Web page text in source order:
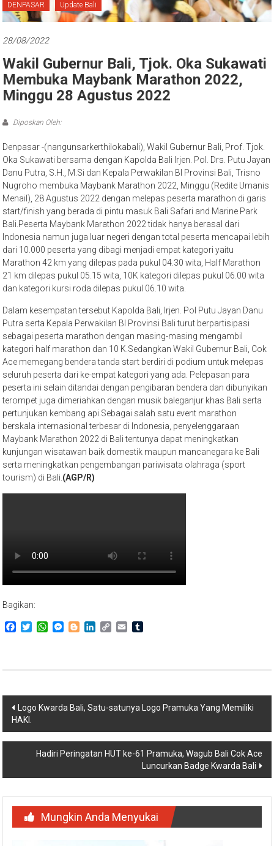
Bali
DENPASAR Update Bali
28/08/2022
Wakil Gubernur Bali, Tjok. Oka Sukawati
Membuka Maybank Marathon 2022,
Minggu 28 Agustus 2022
Diposkan Oleh:
Denpasar -(nangunsarkerthilokabali), Wakil Gubernur Bali, Prof. Tjok.
Oka Sukawati bersama dengan Kapolda Bali Irjen. Pol. Drs. Putu Jayan
Danu Putra, S.H., M.Si dan Kepala Perwakilan BI Provinsi Bali, Trisno
Nugroho membuka Maybank Marathon 2022, Minggu (Redite Umanis
Menail), 28 Agustus 2022 dengan melepas peserta marathon di garis
start/finish yang berada di pintu masuk Bali Safari and Marine Park
Bali.Peserta Maybank Marathon 2022 tidak hanya berasal dari
Indonesia namun juga luar negeri dengan total peserta mencapai lebih
dari 10.000 peserta yang dibagi menjadi empat kategori yaitu
Marathon 42 km yang dilepas pada pukul 04.30 wita, Half Marathon
21 km dilepas pukul 05.15 wita, 10K kategori dilepas pukul 06.00 wita
dan kategori kursi roda dilepas pukul 06.10 wita.
Dalam kesempatan tersebut Kapolda Bali, Irjen. Pol Putu Jayan Danu
Putra serta Kepala Perwakilan BI Provinsi Bali turut berpartisipasi
sebagai peserta marathon dengan masing-masing mengambil
kategori half marathon dan 10 K.Sedangkan Wakil Gubernur Bali, Cok
Ace memegang bendera tanda start berdiri di podium untuk melepas
seluruh peserta dari ke-empat kategori yang ada. Pelepasan para
peserta ini selain ditandai dengan pengibaran bendera dan dibunyikan
terompet juga dimeriahkan dengan musik baleganjur khas Bali serta
pertunjukan kembang api.Sebagai salah satu event marathon
berskala internasional terbesar di Indonesia, penyelenggaraan
Maybank Marathon 2022 di Bali tentunya dapat meningkatkan
kunjungan wisatawan baik domestik maupun mancanegara ke Bali
serta meningkatkan pengembangan pariwisata olahraga (sport
tourism) di Bali. (AGP/R)
Bagikan:
Facebook
TwitterWhatsApp
Messenger
BloggerLinkedIn
CopyEmail
Navigasi
pos
Logo Kwarda Bali, Satu-satunya Logo Pramuka Yang Memiliki
HAKI.
Hadiri Peringatan HUT ke-61 Pramuka, Wagub Bali Cok Ace
Luncurkan Badge Kwarda Bali
Mungkin Anda Menyukai